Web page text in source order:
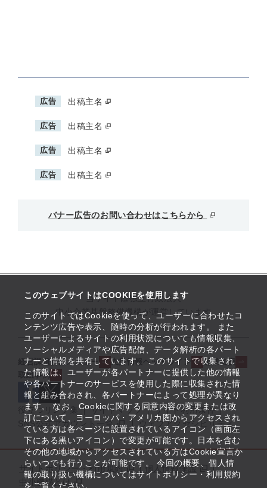
このウェブサイトはCOOKIEを使用します
このサイトではCookieを使って、ユーザーに合わせたコ
ンテンツ広告や表示、随時の分析が行われます。 また
ユーザーによるサイトの利用状況についても情報収集、
ソーシャルメディアや広告配信、データ解析の各パート
ナーと情報を共有しています。 このサイトで収集され
た情報は、ユーザーが各パートナーに提供した他の情報
や各パートナーのサービスを使用した際に収集された情
報と組み合わされ、各パートナーによって処理が異なり
ます。 なお、Cookieに関する同意内容の変更または改
訂について、ヨーロッパ・アメリカ圏からアクセスされ
ている方は各ページに設置されているアイコン（画面左
下にある黒いアイコン）で変更が可能です。日本を含む
その他の地域からアクセスされている方はCookie宣言か
らいつでも行うことが可能です。 今回の概要、個人情
報の取り扱い機構についてはサイトポリシー・利用規約
をご覧ください。
広告 出稿主名
広告 出稿主名
広告 出稿主名
広告 出稿主名
バナー広告のお問い合わせはこちらから
当サイトは独立行政法人
中小企業基盤整備機構が運営しています
経営課題解決メニュー 支援情報ヘッドライン
起業支援
取組事例
役立つリンク集 サイトマップ
サイト利用条件
SNS公式アカウント一覧
ウェブアクセシビリティ
サイトポリシー・利用規約
個人情報保護
中小機構とは